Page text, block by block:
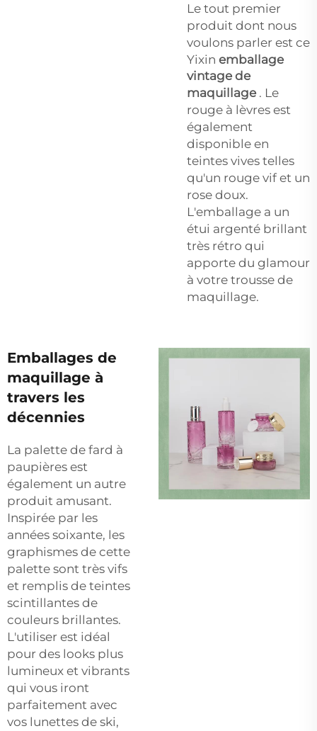
Le tout premier
produit dont nous
voulons parler est ce
Yixin emballage
vintage de
maquillage . Le
rouge à lèvres est
également
disponible en
teintes vives telles
qu'un rouge vif et un
rose doux.
L'emballage a un
étui argenté brillant
très rétro qui
apporte du glamour
à votre trousse de
maquillage.
Emballages de
maquillage à
travers les
décennies
La palette de fard à
paupières est
également un autre
produit amusant.
Inspirée par les
années soixante, les
graphismes de cette
palette sont très vifs
et remplis de teintes
scintillantes de
couleurs brillantes.
L'utiliser est idéal
pour des looks plus
lumineux et vibrants
qui vous iront
parfaitement avec
vos lunettes de ski,